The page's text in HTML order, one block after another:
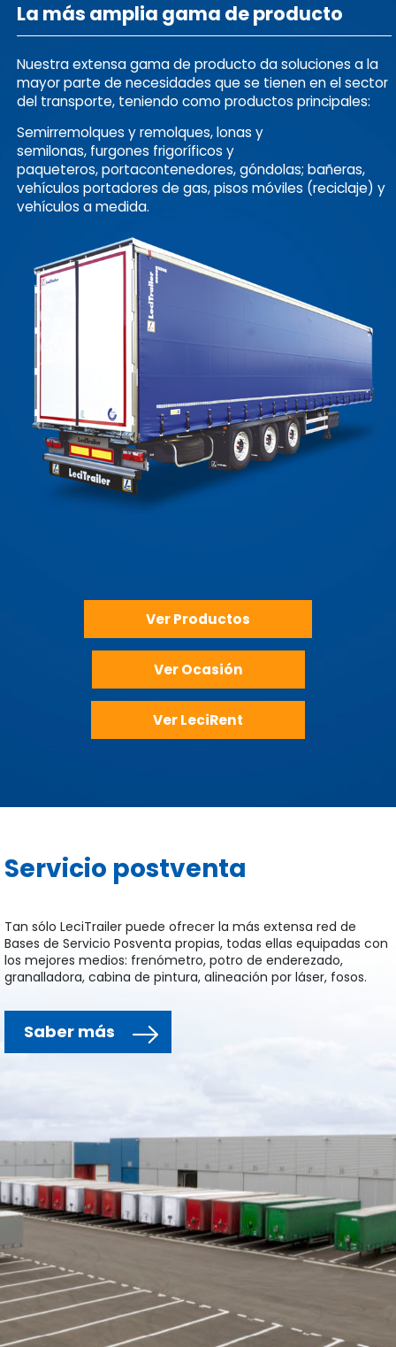
La más amplia gama de producto
Nuestra extensa gama de producto da soluciones a la
mayor parte de necesidades que se tienen en el sector
del transporte, teniendo como productos principales:
Semirremolques y remolques, lonas y
semilonas, furgones frigoríficos y
paqueteros, portacontenedores, góndolas; bañeras,
vehículos portadores de gas, pisos móviles (reciclaje) y
vehículos a medida.
Ver Productos
Ver Ocasión
Ver LeciRent
Servicio postventa
Tan sólo LeciTrailer puede ofrecer la más extensa red de
Bases de Servicio Posventa propias, todas ellas equipadas con
los mejores medios: frenómetro, potro de enderezado,
granalladora, cabina de pintura, alineación por láser, fosos.
Saber más